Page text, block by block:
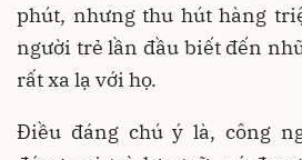
phút, nhưng thu hút hàng
người trẻ lần đầu biết đến
rất xa lạ với họ.
Điều đáng chú ý là, công